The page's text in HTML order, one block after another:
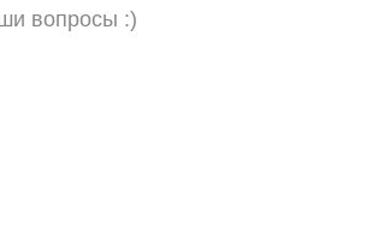
вопросы :)